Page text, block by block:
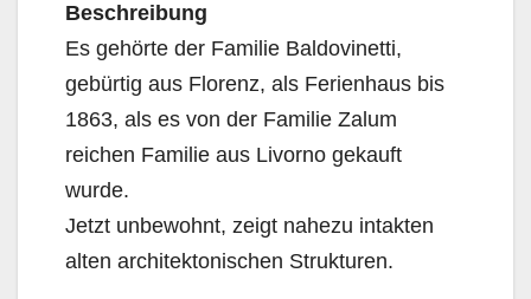
Beschreibung
Es gehörte der Familie Baldovinetti,
gebürtig aus Florenz, als Ferienhaus bis
1863, als es von der Familie Zalum
reichen Familie aus Livorno gekauft
wurde.
Jetzt unbewohnt, zeigt nahezu intakten
alten architektonischen Strukturen.